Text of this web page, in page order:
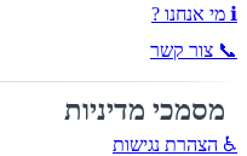
ℹ️ מי אנחנו ?
📞 צור קשר
מסמכי מדיניות
♿ הצהרת נגישות